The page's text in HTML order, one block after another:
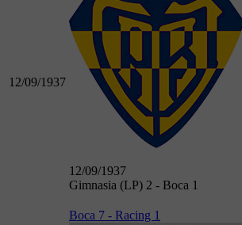
12/09/1937
12/09/1937
Gimnasia (LP) 2 - Boca 1
Boca 7 - Racing 1